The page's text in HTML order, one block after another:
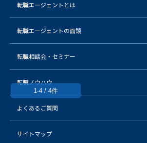
1-4 / 4件
転職エージェントとは
転職エージェントの面談
転職相談会・セミナー
転職ノウハウ
よくあるご質問
サイトマップ